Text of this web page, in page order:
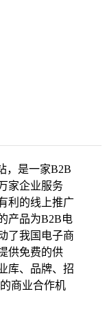
是一家B2B
家企业服务
利的线上推广
产品为B2B电
了我国电子商
供免费的供
库、品牌、招
商业合作机